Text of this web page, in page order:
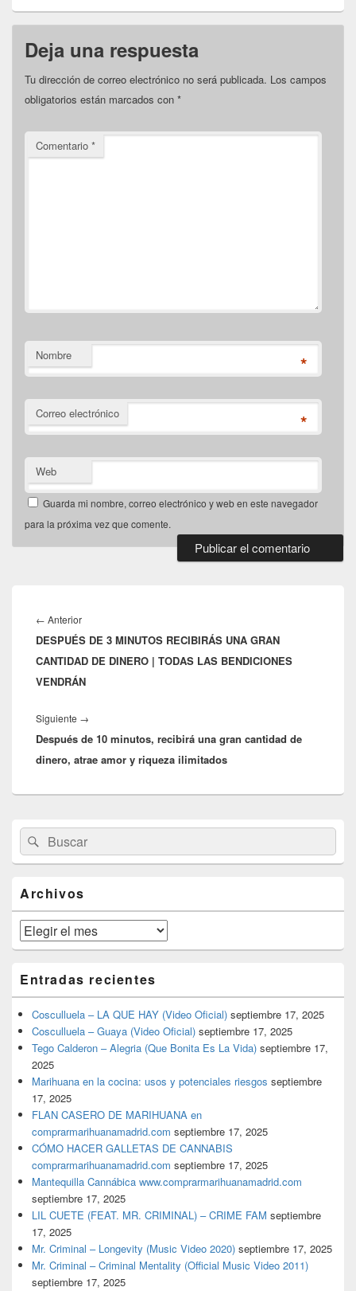
Deja una respuesta
Tu dirección de correo electrónico no será publicada. Los campos
obligatorios están marcados con *
Comentario *
Nombre *
Correo electrónico *
Web
Guarda mi nombre, correo electrónico y web en este navegador
para la próxima vez que comente.
de
entradas
← AnteriorEntrada
anterior:
DESPUÉS DE 3 MINUTOS RECIBIRÁS UNA GRAN
CANTIDAD DE DINERO | TODAS LAS BENDICIONES
VENDRÁN
Siguiente →
siguiente:
Después de 10 minutos, recibirá una gran cantidad de
dinero, atrae amor y riqueza ilimitados
área
de
widget
lateral
primaria
Buscar
por:
Buscar
Archivos
Archivos
Entradas recientes
Cosculluela – LA QUE HAY (Video Oficial) septiembre 17, 2025
Cosculluela – Guaya (Video Oficial) septiembre 17, 2025
Tego Calderon – Alegria (Que Bonita Es La Vida) septiembre 17,
2025
Marihuana en la cocina: usos y potenciales riesgos septiembre
17, 2025
FLAN CASERO DE MARIHUANA en
comprarmarihuanamadrid.com septiembre 17, 2025
CÓMO HACER GALLETAS DE CANNABIS
comprarmarihuanamadrid.com septiembre 17, 2025
Mantequilla Cannábica www.comprarmarihuanamadrid.com
septiembre 17, 2025
LIL CUETE (FEAT. MR. CRIMINAL) – CRIME FAM septiembre
17, 2025
Mr. Criminal – Longevity (Music Video 2020) septiembre 17, 2025
Mr. Criminal – Criminal Mentality (Official Music Video 2011)
septiembre 17, 2025